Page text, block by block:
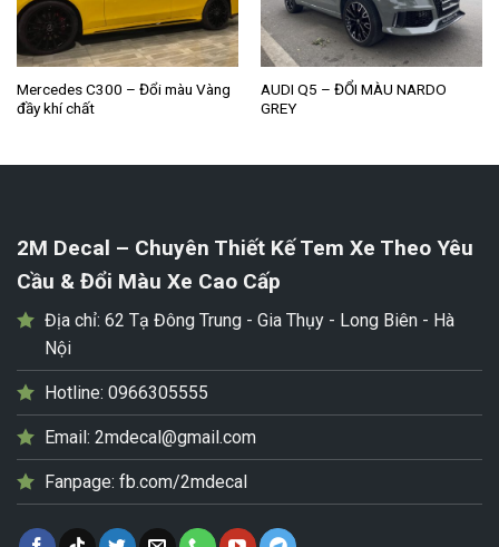
Mercedes C300 – Đổi màu Vàng
đầy khí chất
AUDI Q5 – ĐỔI MÀU NARDO
GREY
2M Decal – Chuyên Thiết Kế Tem Xe Theo Yêu
Cầu & Đổi Màu Xe Cao Cấp
Địa chỉ: 62 Tạ Đông Trung - Gia Thụy - Long Biên - Hà
Nội
Hotline: 0966305555
Email: 2mdecal@gmail.com
Fanpage: fb.com/2mdecal